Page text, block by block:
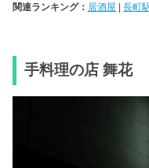
関連ランキング： 居酒屋 | 長町
手料理の店 舞花